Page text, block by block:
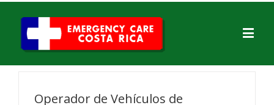
Operador de Vehículos de